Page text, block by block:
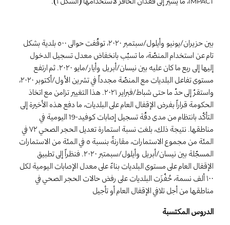
بين حزيران/يونيو وأيلول/سبتمبر ٢٠٢٠، توقّفت حوالى ٥٠٠ بلدية بشكل
تام عن استخدام المنصّة، ما تسبّب بانخفاض معدل تسجيل الدخول
إليها إلى ربع ما كان عليه بين نيسان/أبريل وأيار/مايو ٢٠٢٠. ثم ارتفع
مستوى تفاعل البلديات مع المنصّة مجدداً في تشرين الأول/أكتوبر ٢٠٢٠،
واستقرّ إلى حدّ ما حتى شباط/فبراير ٢٠٢١. هذا التغيير تزامن مع اتخاذ
الحكومة قراراً بفرض الإقفال العام على البلديات، ما دفع هذه الأخيرة إلى
التأكّد بانتظام من مدى دقّة تسجيل إصابات كوفيد-19 اليومية في
مناطقها. نتيجة ذلك، بلغت نسبة استمارة تعديل الحجر الصحي ٧٢ في
المئة من مجموع الاستمارات، مقارنةً بنسبة ٥ في المئة من الاستمارات
المسجّلة بين نيسان/أبريل وأيلول/سبمتبر ٢٠٢٠. فنظراً إلى تطبيق
الإقفال العام على مستوى البلديات بناءً على معدل الإصابات اليومية لكل
١٠٠ ألف نسمة، حُفّزَت البلديات على رفض حالات الحجر الصحي في
مناطقها من أجل تلافي الإقفال العام أو تأجيل
الدروس المكتسبة